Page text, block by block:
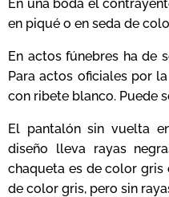
En una boda el
en piqué o en seda de
En actos fúnebres ha de
Para actos oficiales por
con ribete blanco. Puede
El pantalón sin vuelta
diseño lleva rayas
chaqueta es de color gris
de color gris, pero sin